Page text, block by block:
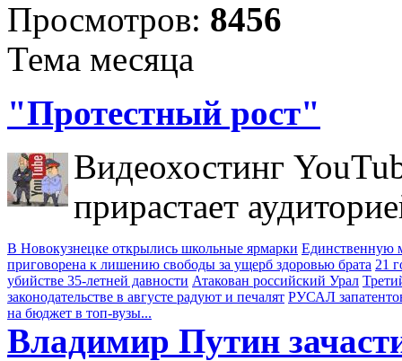
Просмотров: 8456
Тема месяца
"Протестный рост"
Видеохостинг
прирастает
В Новокузнецке открылись школьные ярмарки Единственную
приговорена к лишению свободы за ущерб здоровью брата 21
убийстве 35-летней давности Атакован российский Урал
законодательстве в августе радуют и печалят РУСАЛ
на бюджет в топ-вузы...
Владимир Путин